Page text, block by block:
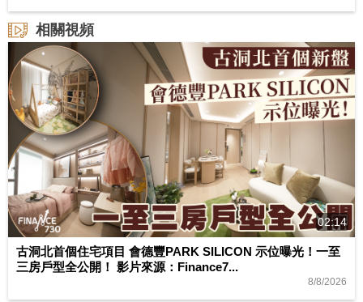
相關視頻
02:14
古洞北首個住宅項目 會德豐PARK SILICON 示位曝光！一至
三房戶型全公開！ 影片來源：Finance7...
8/8/2026